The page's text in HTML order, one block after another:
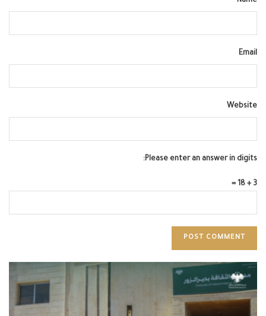
Email
Website
Please enter an answer in digits:
3 + 18 =